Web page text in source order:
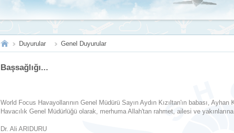
Duyurular Genel Duyurular
Başsağlığı...
World Focus Havayollarının Genel Müdürü Sayın Aydın Kızıltan'ın babası,
Havacılık Genel Müdürlüğü olarak, merhuma Allah'tan rahmet, ailesi ve
Dr. Ali ARIDURU